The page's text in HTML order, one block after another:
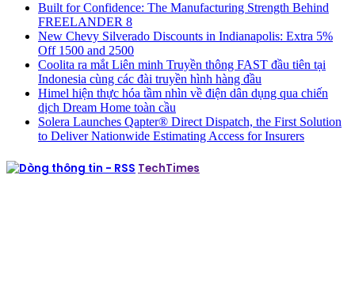
Built for Confidence: The Manufacturing Strength Behind
FREELANDER 8
New Chevy Silverado Discounts in Indianapolis: Extra 5%
Off 1500 and 2500
Coolita ra mắt Liên minh Truyền thông FAST đầu tiên tại
Indonesia cùng các đài truyền hình hàng đầu
Himel hiện thực hóa tầm nhìn về điện dân dụng qua chiến
dịch Dream Home toàn cầu
Solera Launches Qapter® Direct Dispatch, the First Solution
to Deliver Nationwide Estimating Access for Insurers
TechTimes